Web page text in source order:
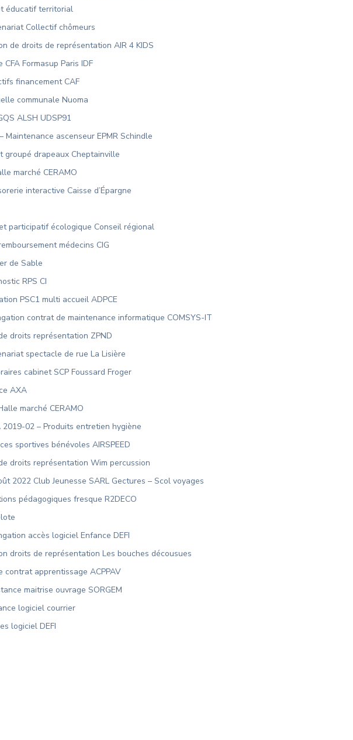
éducatif territorial
Collectif chômeurs
de droits de représentation AIR 4 KIDS
Formasup Paris IDF
financement CAF
communale Nuoma
ALSH UDSP91
ascenseur EPMR Schindle
groupé drapeaux Cheptainville
marché CERAMO
interactive Caisse d’Épargne
participatif écologique Conseil régional
médecins CIG
de Sable
RPS CI
PSC1 multi accueil ADPCE
contrat de maintenance informatique COMSYS-IT
droits représentation ZPND
spectacle de rue La Lisière
cabinet SCP Foussard Froger
AXA
marché CERAMO
02 – Produits entretien hygiène
sportives bénévoles AIRSPEED
droits représentation Wim percussion
2022 Club Jeunesse SARL Gectures – Scol voyages
pédagogiques fresque R2DECO
accès logiciel Enfance DEFI
droits de représentation Les bouches décousues
contrat apprentissage ACPPAV
maitrise ouvrage SORGEM
logiciel courrier
logiciel DEFI